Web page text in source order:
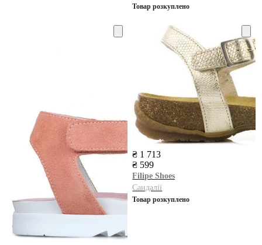
Товар розкуплено
₴ 1 713
₴ 599
Filipe Shoes
Сандалії
Товар розкуплено